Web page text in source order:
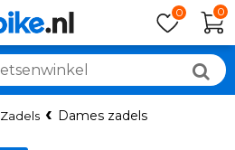
0 0
Zadels Dames zadels